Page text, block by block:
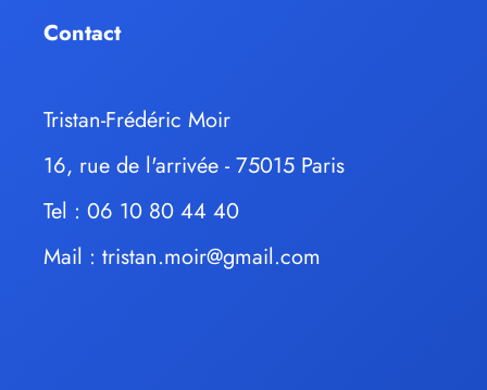
Contact
Tristan-Frédéric Moir
16, rue de l'arrivée - 75015 Paris
Tel : 06 10 80 44 40
Mail : tristan.moir@gmail.com